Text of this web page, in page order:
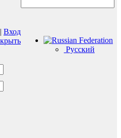
| Вход
Русский